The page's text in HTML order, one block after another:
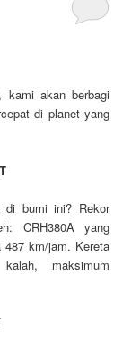
kami akan berbagi
di planet yang
di bumi ini? Rekor
CRH380A yang
487 km/jam. Kereta
maksimum